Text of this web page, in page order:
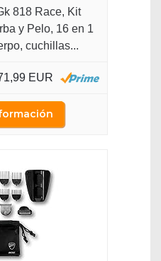
818 Race, Kit
y Pelo, 16 en 1
cuchillas...
EUR